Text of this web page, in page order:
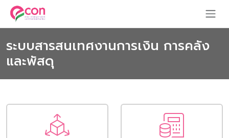
ระบบสารสนเทศงานการเงิน การคลัง
และพัสดุ